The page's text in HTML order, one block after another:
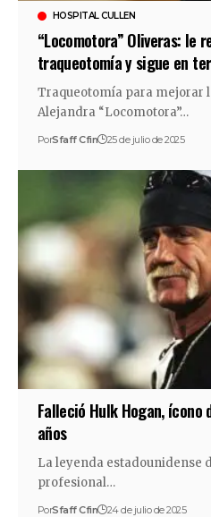
HOSPITAL CULLEN
“Locomotora” Oliveras: le
traqueotomía y sigue en
Traqueotomía para mejorar
Alejandra “Locomotora”…
PorSfaff Cfin 25 de julio de 2025
Falleció Hulk Hogan, ícono
años
La leyenda estadounidense
profesional…
PorSfaff Cfin 24 de julio de 2025